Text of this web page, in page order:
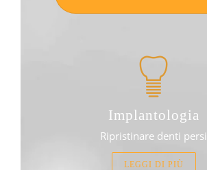
Implantologia
Ripristinare denti persi
LEGGI DI PIÙ